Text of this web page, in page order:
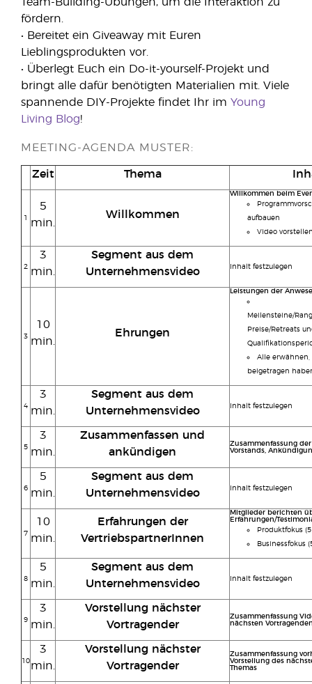
fördern.
• Bereitet ein Giveaway mit Euren
Lieblingsprodukten vor.
• Überlegt Euch ein Do-it-yourself-Projekt und
bringt alle dafür benötigten Materialien mit. Viele
spannende DIY-Projekte findet Ihr im Young
Living Blog!
MEETING-AGENDA MUSTER:
Zeit Thema
1
5
min.
Willkommen
Willkommen beim
aufbauen
Video
2
3
min.
Segment aus dem
Unternehmensvideo
Inhalt festzulegen
3
10
min.
Ehrungen
Leistungen der
Meilensteine/
Preise/Retreats
Alle erwähnen,
beigetragen
4
3
min.
Segment aus dem
Unternehmensvideo
Inhalt festzulegen
5
3
min.
Zusammenfassen und
ankündigen
Zusammenfassung
Vorstands,
6
5
min.
Segment aus dem
Unternehmensvideo
Inhalt festzulegen
7
10
min.
Erfahrungen der
VertriebspartnerInnen
Mitglieder berichten
Erfahrungen/
Produktfokus
Businessfokus
8
5
min.
Segment aus dem
Unternehmensvideo
Inhalt festzulegen
9
3
min.
Vorstellung nächster
Vortragender
Zusammenfassung
nächsten
10
3
min.
Vorstellung nächster
Vortragender
Zusammenfassung
Vorstellung des
Themas